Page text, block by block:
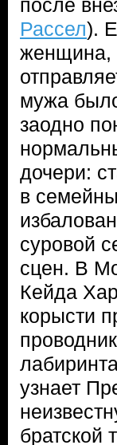
после
Рассел).
женщина,
мужа
заодно
дочери:
в
суровой
сцен. В
Кейда
корысти
узнает
братской